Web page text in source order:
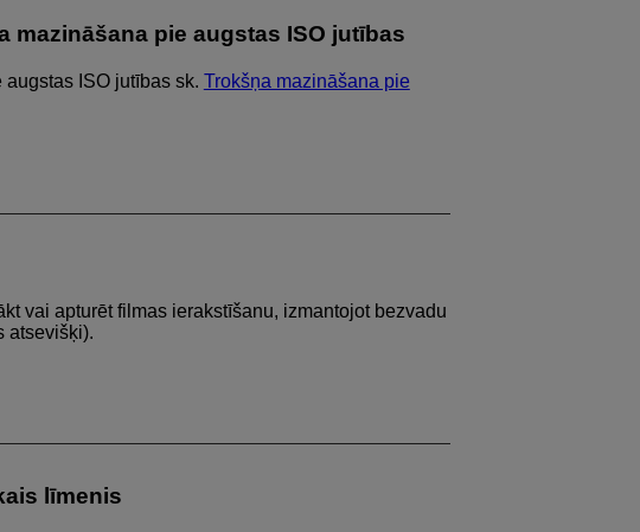
mazināšana pie augstas ISO jutības
ISO jutības sk. Trokšņa mazināšana pie
vai apturēt filmas ierakstīšanu, izmantojot bezvadu
atsevišķi).
līmenis